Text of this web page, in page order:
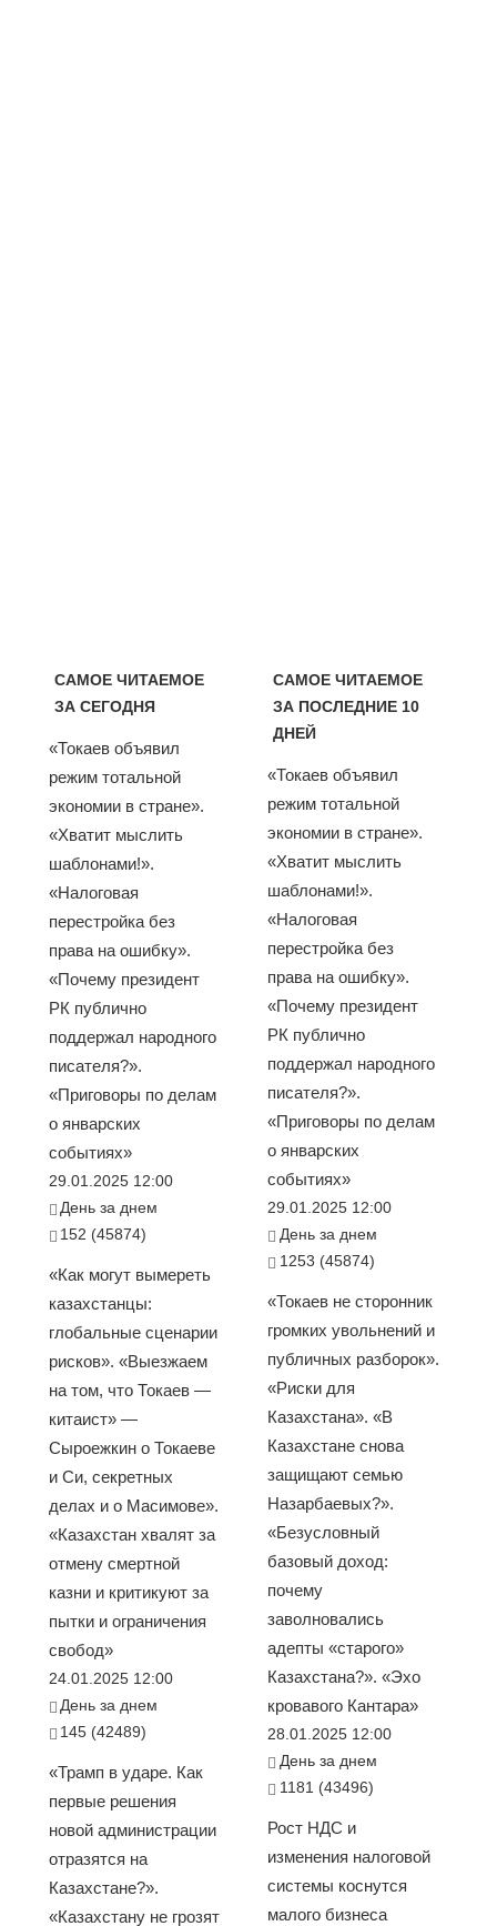
САМОЕ ЧИТАЕМОЕ
ЗА СЕГОДНЯ
«Токаев объявил
режим тотальной
экономии в стране».
«Хватит мыслить
шаблонами!».
«Налоговая
перестройка без
права на ошибку».
«Почему президент
РК публично
поддержал народного
писателя?».
«Приговоры по делам
о январских
событиях»
29.01.2025 12:00
День за днем
152 (45874)
«Как могут вымереть
казахстанцы:
глобальные сценарии
рисков». «Выезжаем
на том, что Токаев —
китаист» —
Сыроежкин о Токаеве
и Си, секретных
делах и о Масимове».
«Казахстан хвалят за
отмену смертной
казни и критикуют за
пытки и ограничения
свобод»
24.01.2025 12:00
День за днем
145 (42489)
«Трамп в ударе. Как
первые решения
новой администрации
отразятся на
Казахстане?».
«Казахстану не грозят
САМОЕ ЧИТАЕМОЕ
ЗА ПОСЛЕДНИЕ 10
ДНЕЙ
«Токаев объявил
режим тотальной
экономии в стране».
«Хватит мыслить
шаблонами!».
«Налоговая
перестройка без
права на ошибку».
«Почему президент
РК публично
поддержал народного
писателя?».
«Приговоры по делам
о январских
событиях»
29.01.2025 12:00
День за днем
1253 (45874)
«Токаев не сторонник
громких увольнений и
публичных разборок».
«Риски для
Казахстана». «В
Казахстане снова
защищают семью
Назарбаевых?».
«Безусловный
базовый доход:
почему
заволновались
адепты «старого»
Казахстана?». «Эхо
кровавого Кантара»
28.01.2025 12:00
День за днем
1181 (43496)
Рост НДС и
изменения налоговой
системы коснутся
малого бизнеса